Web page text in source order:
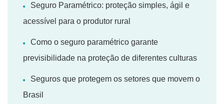
Seguro Paramétrico: proteção simples, ágil e
acessível para o produtor rural
Como o seguro paramétrico garante
previsibilidade na proteção de diferentes culturas
Seguros que protegem os setores que movem o
Brasil